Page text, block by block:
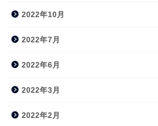
2022年10月
2022年7月
2022年6月
2022年3月
2022年2月